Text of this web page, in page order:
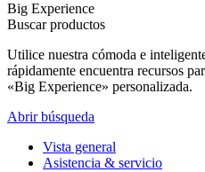
Big Experience
Buscar productos
Utilice nuestra cómoda e
rápidamente encuentra recursos
«Big Experience» personalizada.
Abrir búsqueda
Vista general
Asistencia & servicio